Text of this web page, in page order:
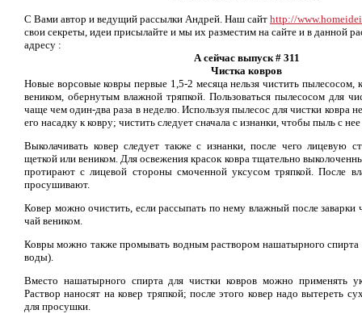
С Вами автор и ведущий рассылки Андрей. Наш сайт http://
свои секреты, идеи присылайте и мы их разместим на сайте и в данной
адресу :
А сейчас выпуск # 311
Чистка ковров
Новые ворсовые ковры первые 1,5-2 месяца нельзя чистить пылесосом,
веником, обернутым влажной тряпкой. Пользоваться пылесосом для
чаще чем один-два раза в неделю. Используя пылесос для чистки ковра
его насадку к ковру; чистить следует сначала с изнанки, чтобы пыль с
Выколачивать ковер следует также с изнанки, после чего лицевую
щеткой или веником. Для освежения красок ковра тщательно
протирают с лицевой стороны смоченной уксусом тряпкой. После
просушивают.
Ковер можно очистить, если рассыпать по нему влажный после заварки
чай веником.
Ковры можно также промывать водным раствором нашатырного
воды).
Вместо нашатырного спирта для чистки ковров можно применять
Раствор наносят на ковер тряпкой; после этого ковер надо вытереть
для просушки.